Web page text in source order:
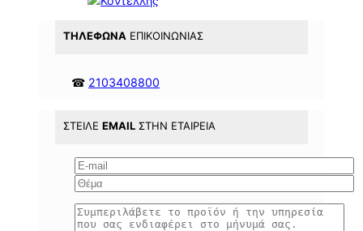
ΤΗΛΈΦΩΝΑ ΕΠΙΚΟΙΝΩΝΊΑΣ
☎ 2103408800
ΣΤΕΊΛΕ EMAIL ΣΤΗΝ ΕΤΑΙΡΕΊΑ